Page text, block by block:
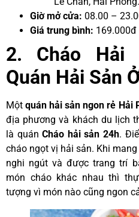
Giờ mở cửa: 08.00 –
Giá trung bình:
2. Cháo Hải
Quán Hải Sản
Mộtquán hải sản ngon rẻ Hải
địa phương và khách du lịch
là quánCháo hải sản 24h.
cháo ngọt vị hải sản. Khi
nghi ngút và được trang trí
món cháo khác nhau thì
tượng vì món nào cũng ngon